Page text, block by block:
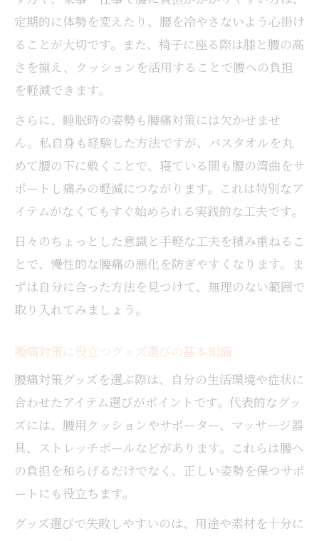
岩国市で手に入る腰痛グッズの探し方を伝
授
バスタオル活用の腰痛対策が話題に
バスタオルを使った腰痛軽減法の実践ポイ
ント
自宅でできるバスタオル腰痛ケアのメリッ
ト
バスタオル活用で腰痛が楽になった体験談
共有
腰痛を和らげるための簡単な習慣作りの方
岩国市内でも話題のバスタオル活用術の紹
腰痛を軽減するための無理ない習慣化ポイ
岩国市でできる継続的な腰痛ケアの実践法
毎日続けやすい腰痛軽減グッズの選定基準
腰痛の悩みに寄り添う岩国発サポート情報
整体や接骨院以外の腰痛ケア方法が充実
整体以外にも役立つ腰痛軽減アイディア
整体に頼らず腰痛を和らげるセルフケア術
定期的に体勢を変えたり、腰を冷やさないよう心掛け
ることが大切です。また、椅子に座る際は膝と腰の高
さを揃え、クッションを活用することで腰への負担
を軽減できます。
さらに、睡眠時の姿勢も腰痛対策には欠かせませ
ん。私自身も経験した方法ですが、バスタオルを丸
めて腰の下に敷くことで、寝ている間も腰の湾曲をサ
ポートし痛みの軽減につながります。これは特別なア
イテムがなくてもすぐ始められる実践的な工夫です。
日々のちょっとした意識と手軽な工夫を積み重ねるこ
とで、慢性的な腰痛の悪化を防ぎやすくなります。ま
ずは自分に合った方法を見つけて、無理のない範囲で
取り入れてみましょう。
腰痛対策に役立つグッズ選びの基本知識
腰痛対策グッズを選ぶ際は、自分の生活環境や症状に
合わせたアイテム選びがポイントです。代表的なグッ
ズには、腰用クッションやサポーター、マッサージ器
具、ストレッチポールなどがあります。これらは腰へ
の負担を和らげるだけでなく、正しい姿勢を保つサポ
ートにも役立ちます。
グッズ選びで失敗しやすいのは、用途や素材を十分に